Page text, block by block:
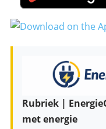
Rubriek |
met energie